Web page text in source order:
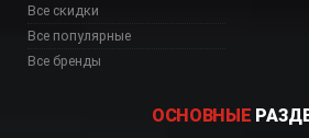
Все скидки
Все популярные
Все бренды
ОСНОВНЫЕ